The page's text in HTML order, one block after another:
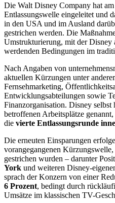
Die Walt Disney Company hat
Entlassungswelle eingeleitet und
in den USA und im Ausland
gestrichen werden. Die
Umstrukturierung, mit der
werdenden Bedingungen im
Nach Angaben von
aktuellen Kürzungen unter
Fernsehmarketing,
Entwicklungsabteilungen sowie
Finanzorganisation. Disney selbst
betroffenen Arbeitsplätze
die vierte Entlassungsrunde
Die erneuten Einsparungen
vorangegangenen
gestrichen wurden – darunter
York und weiteren Disney-
sprach der Konzern von einer
6 Prozent, bedingt durch
Umsätze im klassischen TV-